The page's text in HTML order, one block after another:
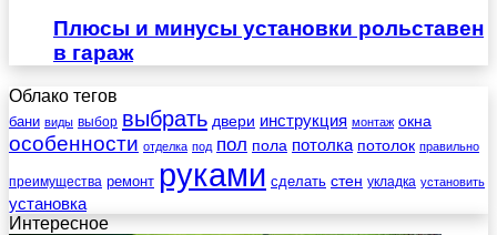
Плюсы и минусы установки рольставен
в гараж
Облако тегов
бани виды выбор выбрать двери инструкция монтаж окна
особенности отделка под пол пола потолка потолок правильно
преимущества ремонт руками сделать стен укладка установить
установка
Интересное